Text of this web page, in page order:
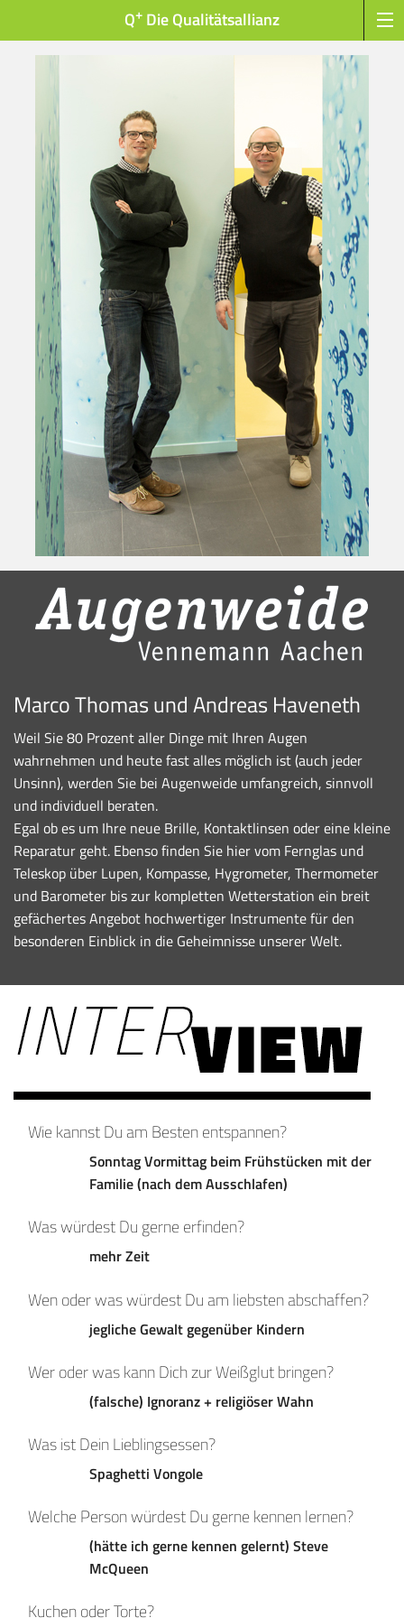
Q+ Die Qualitätsallianz
Marco Thomas und Andreas Haveneth
Weil Sie 80 Prozent aller Dinge mit Ihren Augen
wahrnehmen und heute fast alles möglich ist (auch jeder
Unsinn), werden Sie bei Augenweide umfangreich, sinnvoll
und individuell beraten.
Egal ob es um Ihre neue Brille, Kontaktlinsen oder eine kleine
Reparatur geht. Ebenso finden Sie hier vom Fernglas und
Teleskop über Lupen, Kompasse, Hygrometer, Thermometer
und Barometer bis zur kompletten Wetterstation ein breit
gefächertes Angebot hochwertiger Instrumente für den
besonderen Einblick in die Geheimnisse unserer Welt.
Wie kannst Du am Besten entspannen?
Sonntag Vormittag beim Frühstücken mit der
Familie (nach dem Ausschlafen)
Was würdest Du gerne erfinden?
mehr Zeit
Wen oder was würdest Du am liebsten abschaffen?
jegliche Gewalt gegenüber Kindern
Wer oder was kann Dich zur Weißglut bringen?
(falsche) Ignoranz + religiöser Wahn
Was ist Dein Lieblingsessen?
Spaghetti Vongole
Welche Person würdest Du gerne kennen lernen?
(hätte ich gerne kennen gelernt) Steve
McQueen
Kuchen oder Torte?